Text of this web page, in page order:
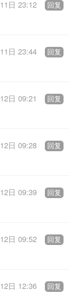
日 23:12 回复
日 23:44 回复
日 09:21 回复
日 09:28 回复
日 09:39 回复
日 09:52 回复
日 12:36 回复